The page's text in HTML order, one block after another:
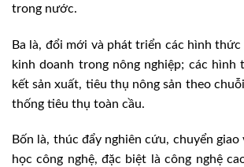
trong nước.
Ba là, đổi mới và phát triển các hình
kinh doanh trong nông nghiệp; các hình
kết sản xuất, tiêu thụ nông sản theo
thống tiêu thụ toàn cầu.
Bốn là, thúc đẩy nghiên cứu, chuyển giao
học công nghệ, đặc biệt là công nghệ